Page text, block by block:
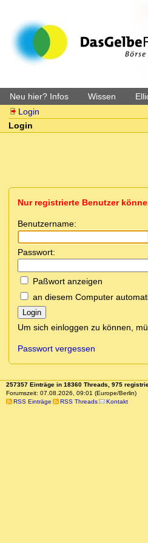
Neu hier? Infos Wissen
Login
Login
Nur registrierte Benutzer
Benutzername:
Passwort:
Paßwort anzeigen
an diesem Computer
Login
Um sich einloggen zu können,
Passwort vergessen
257357 Einträge in 18360 Threads, 975
Forumszeit: 07.08.2026, 09:01 (Europe/Berlin)
RSS Einträge
RSS Threads Kontakt